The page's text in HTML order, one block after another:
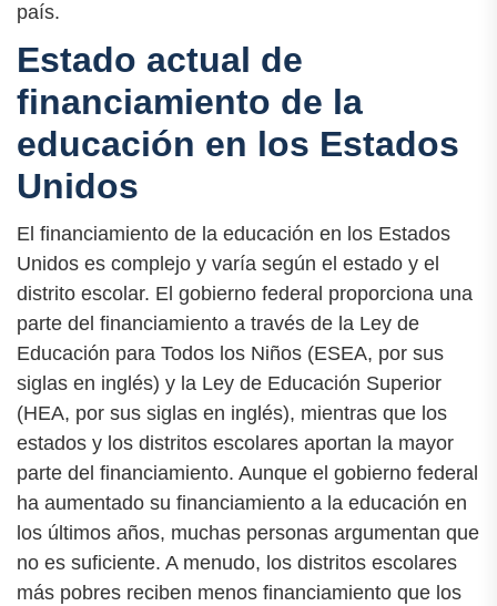
país.
Estado actual de
financiamiento de la
educación en los Estados
Unidos
El financiamiento de la educación en los Estados
Unidos es complejo y varía según el estado y el
distrito escolar. El gobierno federal proporciona una
parte del financiamiento a través de la Ley de
Educación para Todos los Niños (ESEA, por sus
siglas en inglés) y la Ley de Educación Superior
(HEA, por sus siglas en inglés), mientras que los
estados y los distritos escolares aportan la mayor
parte del financiamiento. Aunque el gobierno federal
ha aumentado su financiamiento a la educación en
los últimos años, muchas personas argumentan que
no es suficiente. A menudo, los distritos escolares
más pobres reciben menos financiamiento que los